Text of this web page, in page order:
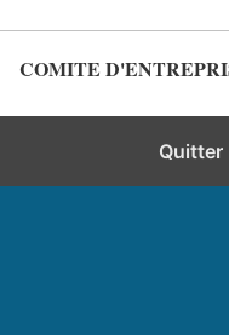
COMITE
Quitter